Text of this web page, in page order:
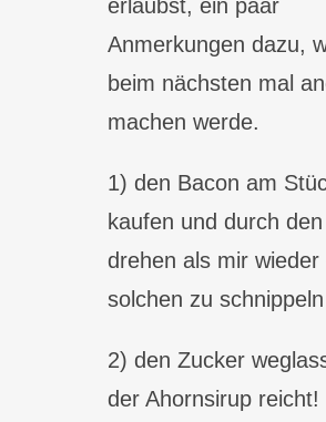
erlaubst, ein paar
Anmerkungen dazu,
beim nächsten mal
machen werde.
1) den Bacon am
kaufen und durch
drehen als mir wieder
solchen zu
2) den Zucker
der Ahornsirup reicht!